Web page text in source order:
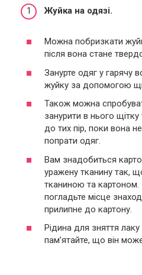
Жуйка на одязі.
Можна побризкати
після вона стане
Занурте одяг у гарячу
жуйку за допомогою
Також можна
занурити в нього
до тих пір, поки вона
попрати одяг.
Вам знадобиться
уражену тканину так,
тканиною та
погладьте місце
прилипне до картону.
Рідина для зняття
пам’ятайте, що він